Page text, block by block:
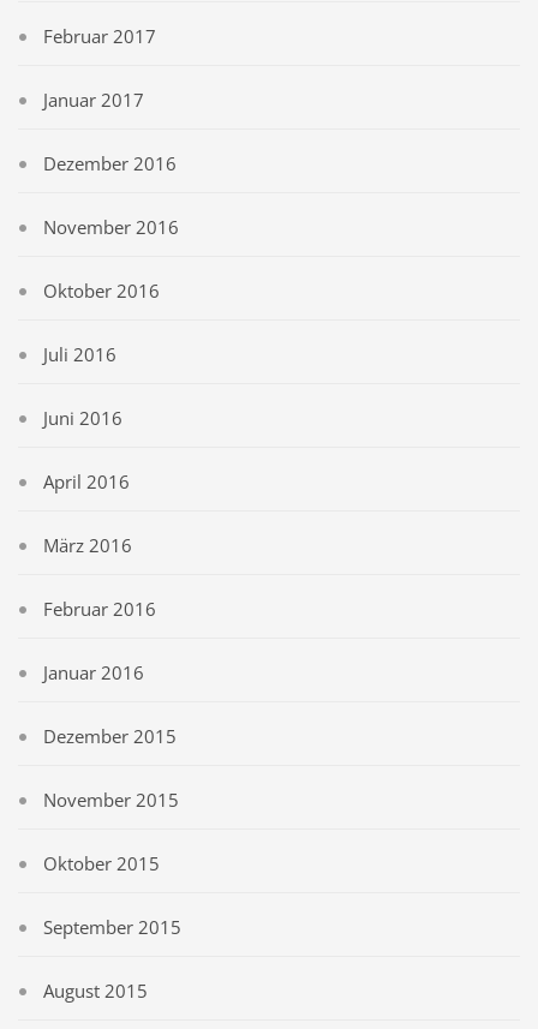
Februar 2017
Januar 2017
Dezember 2016
November 2016
Oktober 2016
Juli 2016
Juni 2016
April 2016
März 2016
Februar 2016
Januar 2016
Dezember 2015
November 2015
Oktober 2015
September 2015
August 2015